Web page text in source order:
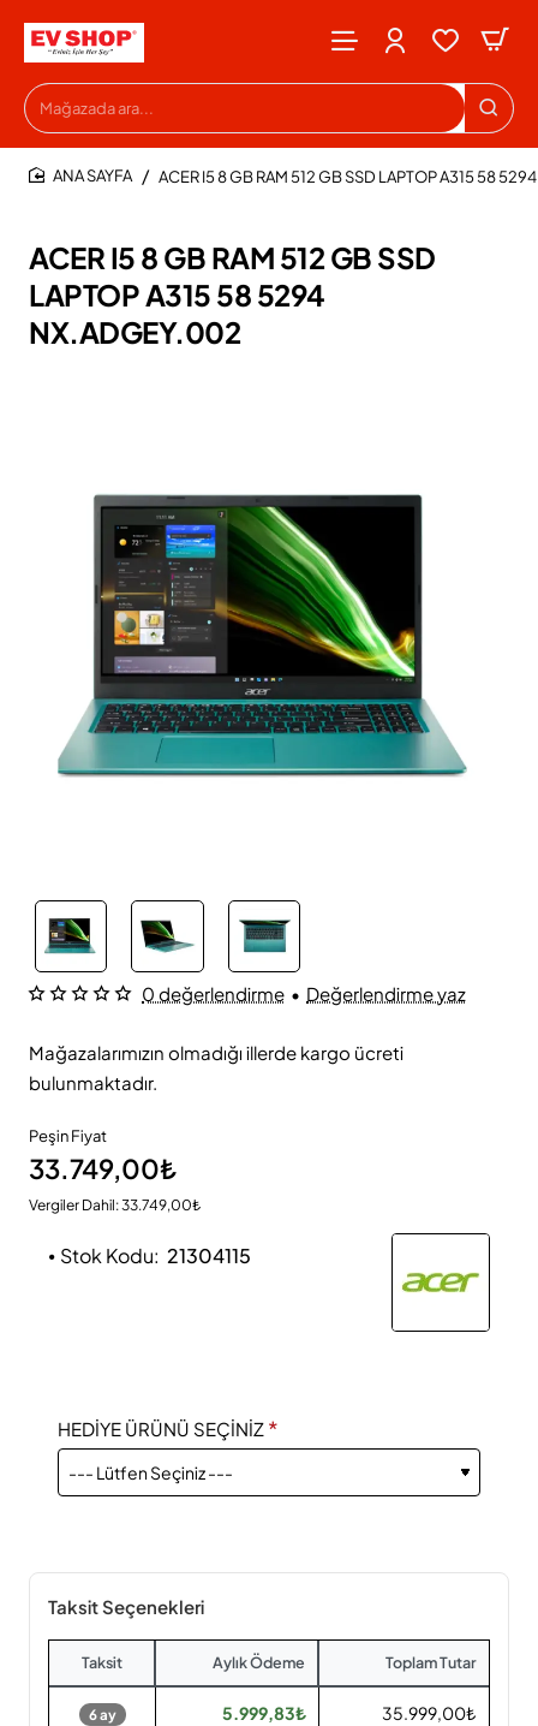
Mağazada
ara...
ACER I5 8 GB RAM 512 GB SSD
LAPTOP A315 58 5294
NX.ADGEY.002
ACER I5 8 GB RAM 512 GB SSD LAPTOP A315 58
Mağazalarımızın olmadığı illerde kargo ücreti
bulunmaktadır.
0 değerlendirme • Değerlendirme yaz
Peşin Fiyat
33.749,00₺
Vergiler Dahil: 33.749,00₺
Stok Kodu: 21304115
HEDİYE ÜRÜNÜ SEÇİNİZ
Taksit Seçenekleri
Taksit Aylık Ödeme Toplam Tutar
6 ay 5.999,83₺ 35.999,00₺